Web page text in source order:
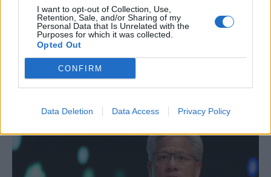
I want to opt-out of Collection, Use,
Retention, Sale, and/or Sharing of my
Personal Data that Is Unrelated with the
Purposes for which it was collected.
Opted Out
CONFIRM
Data Deletion Data Access Privacy Policy
απαραίτητα gadgets για κάθε νέο γονέα. Το μόνιτορ με το οποίο
μπορείς να βλέπεις το νεογέννητο ενώ κοιμάται στο δίπλα δωμάτιο
προσφέρει στους γονείς μία αίσθηση ασφάλειας και ελευθερίας.
Τους επιτρέπει να ασχοληθούν με κάτι άλλο με ηρεμία, ενώ
και γνωρίζουν ότι τη στιγμή που θα τους χρειαστεί, θα είναι δίπλα
του.